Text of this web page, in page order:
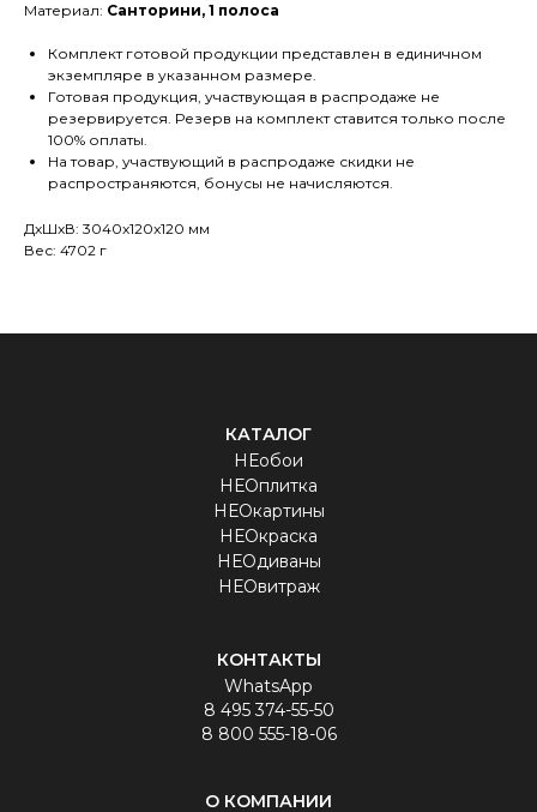
Материал: Санторини, 1 полоса
Комплект готовой продукции представлен в единичном
экземпляре в указанном размере.
Готовая продукция, участвующая в распродаже не
резервируется. Резерв на комплект ставится только после
100% оплаты.
На товар, участвующий в распродаже скидки не
распространяются, бонусы не начисляются.
ДxШxВ: 3040x120x120 мм
Вес: 4702 г
КАТАЛОГ
НЕобои
НЕОплитка
НЕОкартины
НЕОкраска
НЕОдиваны
НЕОвитраж
КОНТАКТЫ
WhatsApp
8 495 374-55-50
8 800 555-18-06
О КОМПАНИИ